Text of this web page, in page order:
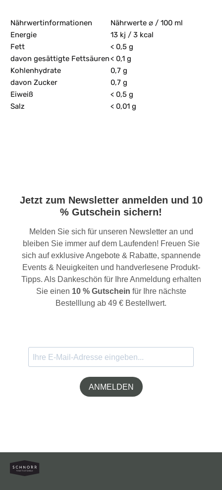
Nährwertinformationen
Nährwerte ⌀ / 100 ml
Energie
13 kj / 3 kcal
Fett
< 0,5 g
davon gesättigte Fettsäuren< 0,1 g
Kohlenhydrate
0,7 g
davon Zucker
0,7 g
Eiweiß
< 0,5 g
Salz
< 0,01 g
Jetzt zum Newsletter anmelden und 10
% Gutschein sichern!
Melden Sie sich für unseren Newsletter an und
bleiben Sie immer auf dem Laufenden! Freuen Sie
sich auf exklusive Angebote & Rabatte, spannende
Events & Neuigkeiten und handverlesene Produkt-
Tipps. Als Dankeschön für Ihre Anmeldung erhalten
Sie einen 10 % Gutschein für Ihre nächste
Bestelllung ab 49 € Bestellwert.
ANMELDEN